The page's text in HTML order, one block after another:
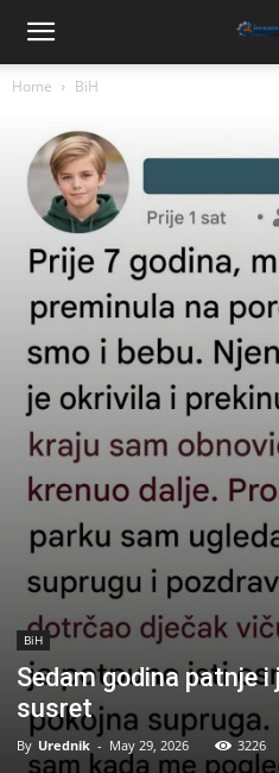
Home BiH
BiH
Sedam godina patnje i
susret
By Urednik - May 29, 2026 3226